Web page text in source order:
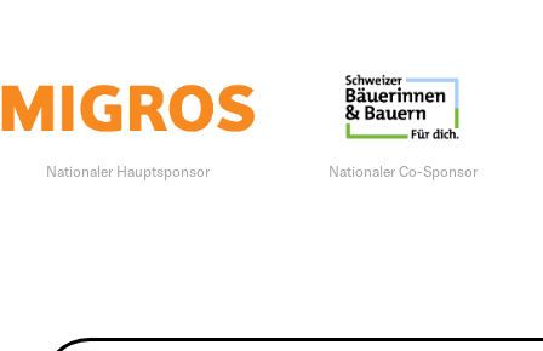
Nationaler Hauptsponsor Nationaler Co-Sponsor